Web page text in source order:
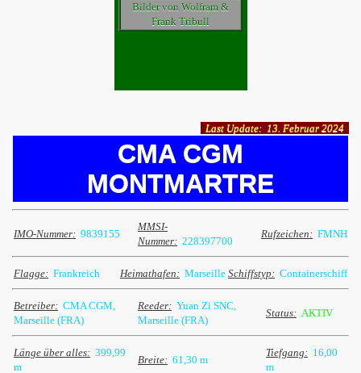
Bilder von Wolfram &
Frank Tribull
Last Update: 13. Februar 2024
CMA CGM
MONTMARTRE
IMO-Nummer: 9839155
MMSI-
Nummer: 228397700
Rufzeichen: FMNH
Flagge: Frankreich Heimathafen: Marseille Schiffstyp: Containerschiff
Betreiber: CMA CGM,
Marseille (FRA)
Reeder: Yuan Zi SNC,
Marseille (FRA)
Status: AKTIV
Länge über alles: 399,99
m
Breite: 61,30 m
Tiefgang: 16,00
m